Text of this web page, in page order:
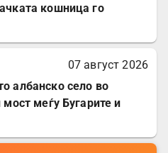
кошница го
07 август 2026
албанско село во
меѓу Бугарите и